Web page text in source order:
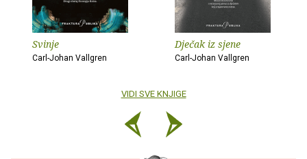
Svinje
Carl-Johan Vallgren
Dječak iz sjene
Carl-Johan Vallgren
VIDI SVE KNJIGE